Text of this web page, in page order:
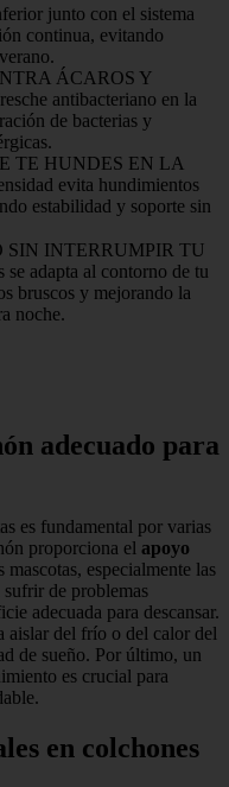
junto con el sistema
continua, evitando
ÁCAROS Y
antibacteriano en la
de bacterias y
TE HUNDES EN LA
evita hundimientos
estabilidad y soporte sin
INTERRUMPIR TU
adapta al contorno de tu
bruscos y mejorando la
noche.
adecuado para
es fundamental por varias
proporciona el apoyo
mascotas, especialmente las
sufrir de problemas
adecuada para descansar.
aislar del frío o del calor del
de sueño. Por último, un
es crucial para
en colchones